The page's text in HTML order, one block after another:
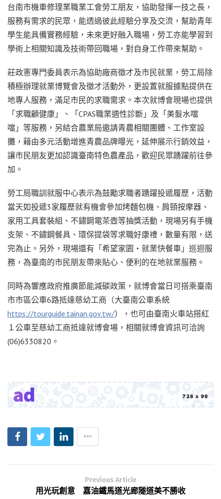
台南市機車修理業職業工會勞工朋友，協助發揮一技之長，
服務有需求的民眾，能透過彼此經驗分享及交流，幫助青年
學生能具備實務經驗，未來更好融入職場，勞工亦能學習到
學術上相關知識及技術帶回職場，對自身工作帶來幫助。
莊政憲專門委員表示為協助廠商徵才及市民就業，勞工局除
積極辦理就業博覽會及徵才活動外，更設置就服據點提供在
地專人服務，滿足市民的求職需求。本次就博會現場也提供
「求職顧健康」、「CPAS職業適性診斷」及「美髮水噹
噹」等服務，另結合農業局邀請青農相關團體、工作室設
攤，藉由多元活動增進青農品牌曝光，延伸展示行銷效益，
讓市民朋友更加認識臺南特色農產品，歡迎民眾踴躍前往參
加。
勞工局職訓就服中心表示為鼓勵求職者踴躍投遞履歷，活動
當天如投遞3家履歷就有機會參加烤麵包機、肩頸按摩器、
家用工具套裝組、不鏽鋼電茶壺等抽獎活動，現場另有手機
支架、不鏽鋼餐具、環保提袋等求職好康禮，數量有限，送
完為止。另外，現場還有「希望家園‧就業快餐車」巡迴服
務，為臺南的市民朋友帶來貼心、便利的在地就業服務。
同時為響應政府推廣節能減碳政策，就博會當日可搭乘臺南
市市區公車6路抵達慈幼工商（大臺南公車系統
https://tourguide.tainan.gov.tw/），也可由臺南火車站搭紅
１公車至慈幼工商抵達就博會場，相關就博會資訊可洽詢
(06)6330820。
Previous Article
用光玩創意 嘉油鐵馬道光廊隧道美不勝收